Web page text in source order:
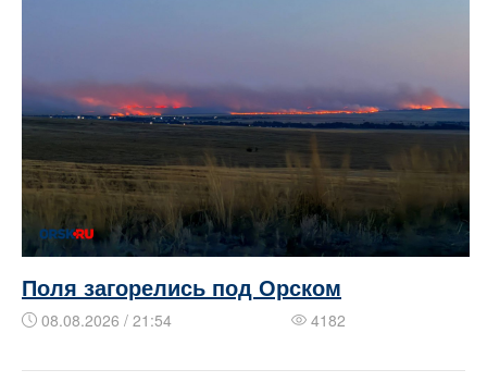
Поля загорелись под Орском
08.08.2026 / 21:54 4182